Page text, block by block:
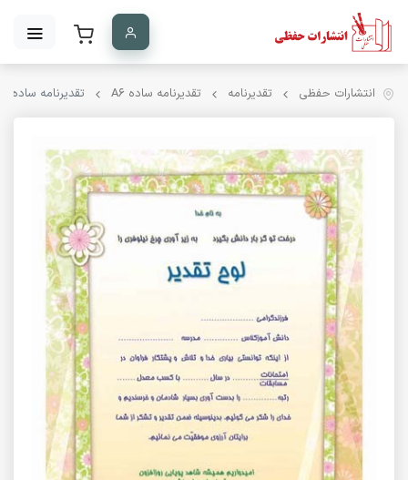
انتشارات حفظی تقدیرنامه تقدیرنامه ساده A۶ تقدیرنامه ساده A6 کد 43